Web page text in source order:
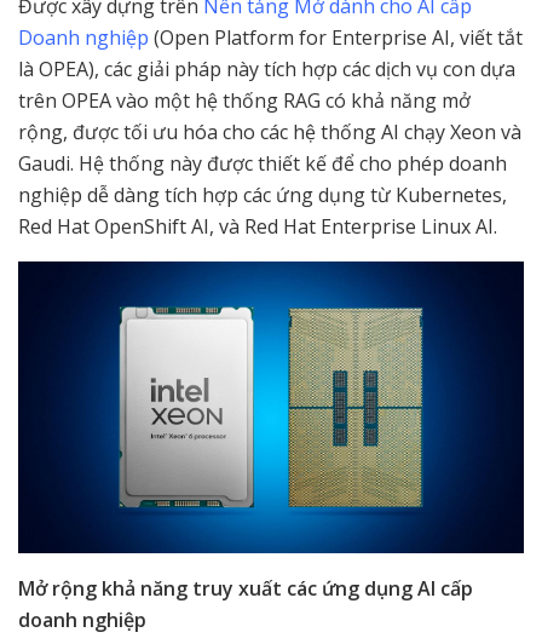
Được xây dựng trên Nền tảng Mở dành cho AI cấp
Doanh nghiệp (Open Platform for Enterprise AI, viết tắt
là OPEA), các giải pháp này tích hợp các dịch vụ con dựa
trên OPEA vào một hệ thống RAG có khả năng mở
rộng, được tối ưu hóa cho các hệ thống AI chạy Xeon và
Gaudi. Hệ thống này được thiết kế để cho phép doanh
nghiệp dễ dàng tích hợp các ứng dụng từ Kubernetes,
Red Hat OpenShift AI, và Red Hat Enterprise Linux AI.
Mở rộng khả năng truy xuất các ứng dụng AI cấp
doanh nghiệp